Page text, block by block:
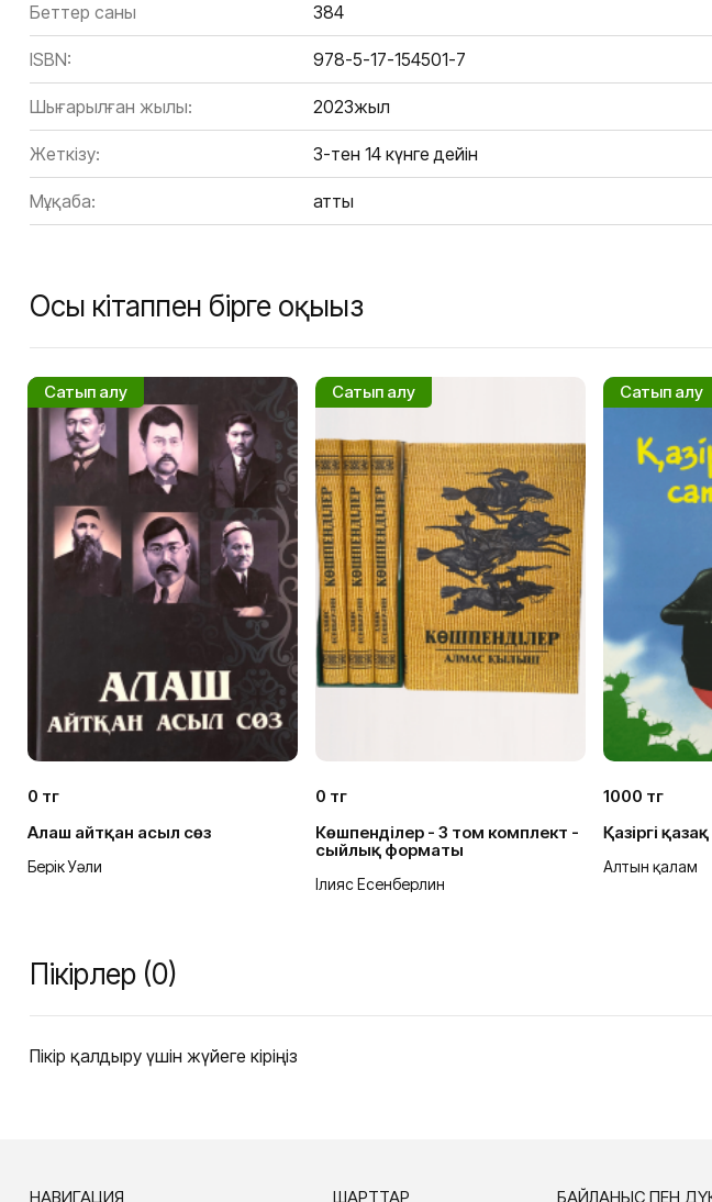
Беттер саны 384
ISBN: 978-5-17-154501-7
Шығарылған жылы: 2023жыл
Жеткізу: 3-тен 14 күнге дейін
Мұқаба: Қатты
Осы кітаппен бірге оқыңыз
Сатып алу
0 тг
Алаш айтқан асыл сөз
Берік Уәли
Сатып алу
0 тг
Көшпенділер - 3 том комплект -
сыйлық форматы
Ілияс Есенберлин
Сатып алу
1000 тг
Қазіргі
Алтын қалам
Пікірлер (0)
Пікір қалдыру үшін жүйеге кіріңіз
НАВИГАЦИЯ ШАРТТАР БАЙЛАНЫС ПЕН